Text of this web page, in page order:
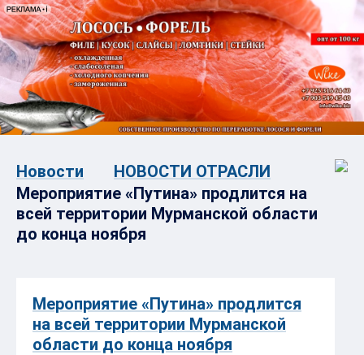
Новости
НОВОСТИ ОТРАСЛИ
Мероприятие «Путина» продлится на
всей территории Мурманской области
до конца ноября
Мероприятие «Путина» продлится
на всей территории Мурманской
области до конца ноября